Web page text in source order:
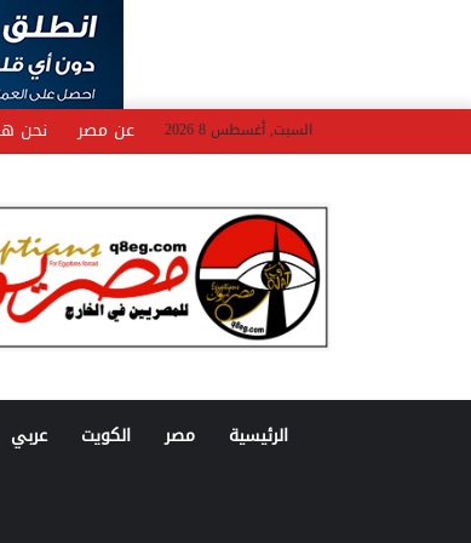
السبت, أغسطس 8 2026 عن مصر نحن
الرئيسية مصر الكويت عربي